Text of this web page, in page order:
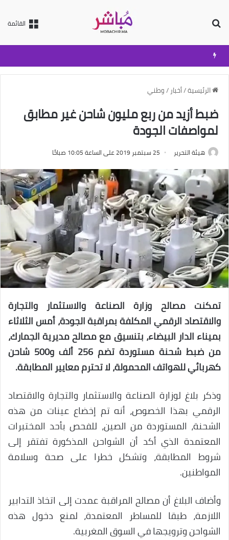
القائمة
الرئيسية/أخبار /وطني
ضبط أزيد من ربع مليون شاحن غير مطابق
لمواصفات الجودة
هيئة التحرير 25 سبتمبر 2019 على الساعة 10:05 صباحًا
تمكنت مصالح وزارة الصناعة والاستثمار والتجارة
والاقتصاد الرقمي المكلفة بمراقبة الجودة، أمس الثلاثاء
بميناء الدار البيضاء، بتنسيق مع مصالح مديرية الجمارك،
من ضبط شحنة مستوردة تضم 256 ألف و500 شاحن
كهربائي للهواتف المحمولة، لا تحترم معايير المطابقة.
وذكر بلاغ لوزارة الصناعة والاستثمار والتجارة والاقتصاد
الرقمي بهذا الخصوص، أنه تم إخضاع عينات من هذه
الشحنة، المستوردة من الصين، للفحص بأحد المختبرات
المعتمدة الذي أكد أن الشواحن المذكورة تفتقر إلى
شروط المطابقة، وتشكل خطرا على صحة وسلامة
المواطنين.
وأضاف البلاغ أن مصالح المراقبة عمدت إلى اتخاذ التدابير
اللازمة، طبقا للمساطر المعتمدة، لمنع دخول هذه
الشواحن وترويجها في السوق المغربية.